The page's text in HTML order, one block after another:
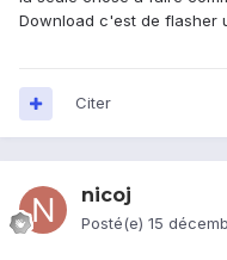
Download c'est de flasher
Citer
nicoj
Posté(e) 15